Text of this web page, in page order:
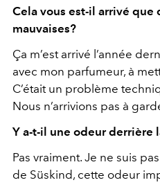
Cela vous est-il arrivé que
mauvaises?
Ça m’est arrivé l’année
avec mon parfumeur, à
C’était un problème
Nous n’arrivions pas à
Y a-t-il une odeur derrière
Pas vraiment. Je ne suis
de Süskind, cette odeur